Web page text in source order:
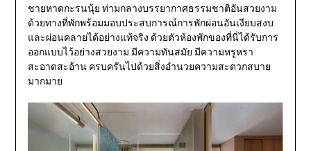
ชายหาดกะรนนุ้ย ท่ามกลางบรรยากาศธรรมชาติอันสวยงาม
ด้วยทางที่พักพร้อมมอบประสบการณ์การพักผ่อนอันเงียบสงบ
และผ่อนคลายได้อย่างแท้จริง ด้วยตัวห้องพักของที่นี่ได้รับการ
ออกแบบไว้อย่างสวยงาม มีความทันสมัย มีความหรูหรา
สะอาดสะอ้าน ครบครันไปด้วยสิ่งอำนวยความสะดวกสบาย
มากมาย